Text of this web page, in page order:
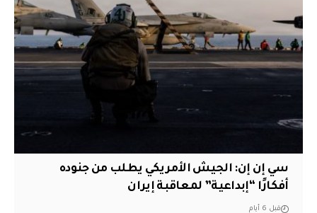
سي إن إن: الجيش الأمريكي يطلب من جنوده
أفكارًا “إبداعية” لمعاقبة إيران
قبل 6 أيام